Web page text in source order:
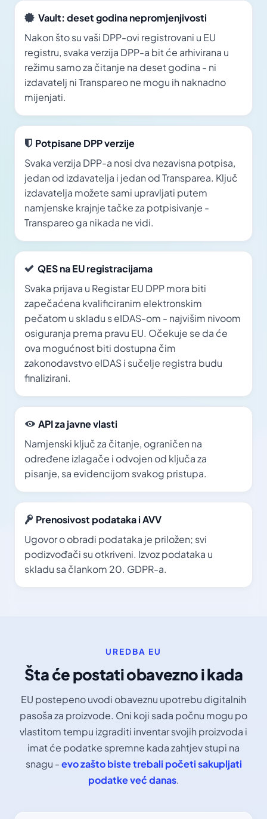
Vault: deset godina nepromjenjivosti
Nakon što su vaši DPP-ovi registrovani u EU
registru, svaka verzija DPP-a bit će arhivirana u
režimu samo za čitanje na deset godina - ni
izdavatelj ni Transpareo ne mogu ih naknadno
mijenjati.
Potpisane DPP verzije
Svaka verzija DPP-a nosi dva nezavisna potpisa,
jedan od izdavatelja i jedan od Transparea. Ključ
izdavatelja možete sami upravljati putem
namjenske krajnje tačke za potpisivanje -
Transpareo ga nikada ne vidi.
QES na EU registracijama
Svaka prijava u Registar EU DPP mora biti
zapečaćena kvalificiranim elektronskim
pečatom u skladu s eIDAS-om - najvišim nivoom
osiguranja prema pravu EU. Očekuje se da će
ova mogućnost biti dostupna čim
zakonodavstvo eIDAS i sučelje registra budu
finalizirani.
API za javne vlasti
Namjenski ključ za čitanje, ograničen na
određene izlagače i odvojen od ključa za
pisanje, sa evidencijom svakog pristupa.
Prenosivost podataka i AVV
Ugovor o obradi podataka je priložen; svi
podizvođači su otkriveni. Izvoz podataka u
skladu sa člankom 20. GDPR-a.
UREDBA EU
Šta će postati obavezno i kada
EU postepeno uvodi obaveznu upotrebu digitalnih
pasoša za proizvode. Oni koji sada počnu mogu po
vlastitom tempu izgraditi inventar svojih proizvoda i
imat će podatke spremne kada zahtjev stupi na
snagu -evo zašto biste trebali početi sakupljati
podatke već danas.